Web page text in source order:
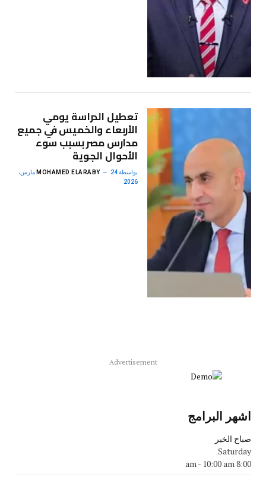
تعطيل الدراسة يومي
الأربعاء والخميس في جميع
مدارس مصر بسبب سوء
الأحوال الجوية
بواسطة MOHAMED ELARABY 24 مارس،
2026
Advertisement
اشهر البرامج
صباح الخير
Saturday
8:00 am
- 10:00 am